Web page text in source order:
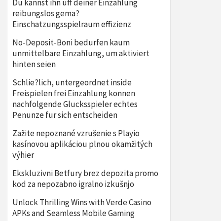
Du kannst ihn uff deiner Einzahlung
reibungslos gema?
Einschatzungsspielraum effizienz
No-Deposit-Boni bedurfen kaum
unmittelbare Einzahlung, um aktiviert
hinten seien
Schlie?lich, untergeordnet inside
Freispielen frei Einzahlung konnen
nachfolgende Glucksspieler echtes
Penunze fur sich entscheiden
Zažite nepoznané vzrušenie s Playio
kasínovou aplikáciou plnou okamžitých
výhier
Ekskluzivni Betfury brez depozita promo
kod za nepozabno igralno izkušnjo
Unlock Thrilling Wins with Verde Casino
APKs and Seamless Mobile Gaming